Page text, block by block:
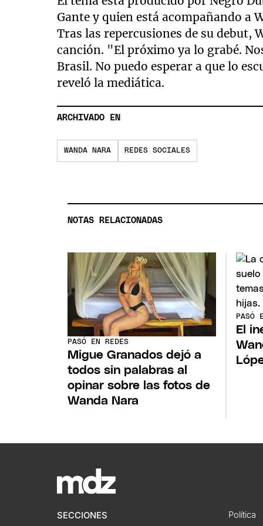
seconds
of
1
minute,
secondsVolume
90%
Gante y quien está acompañando a
Tras las repercusiones de su debut,
canción. "El próximo ya lo grabé.
Brasil. No puedo esperar a que lo
reveló la mediática.
ARCHIVADO EN
WANDA NARA REDES SOCIALES
NOTAS RELACIONADAS
PASÓ EN REDES
Migue Granados dejó a
todos sin palabras al
opinar sobre las fotos de
Wanda Nara
PASÓ
El
SECCIONES Política